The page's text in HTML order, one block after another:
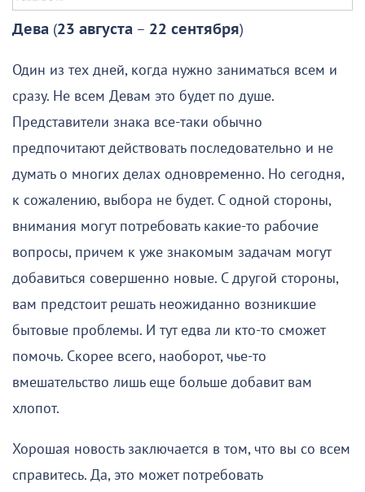
Дева (23 августа – 22 сентября)
Один из тех дней, когда нужно заниматься всем и
сразу. Не всем Девам это будет по душе.
Представители знака все-таки обычно
предпочитают действовать последовательно и не
думать о многих делах одновременно. Но сегодня,
к сожалению, выбора не будет. С одной стороны,
внимания могут потребовать какие-то рабочие
вопросы, причем к уже знакомым задачам могут
добавиться совершенно новые. С другой стороны,
вам предстоит решать неожиданно возникшие
бытовые проблемы. И тут едва ли кто-то сможет
помочь. Скорее всего, наоборот, чье-то
вмешательство лишь еще больше добавит вам
хлопот.
Хорошая новость заключается в том, что вы со всем
справитесь. Да, это может потребовать